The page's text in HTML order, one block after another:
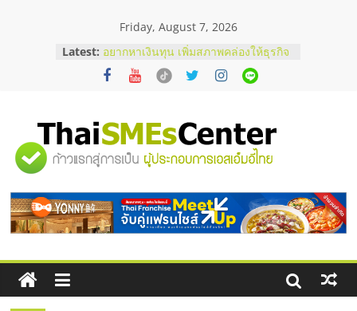
Friday, August 7, 2026
Latest: อยากหาเงินทุน เพิ่มสภาพคล่องให้ธุรกิจ
เริ่มยังไงให้ผ่านฉลุย
สัมมนาออนไลน์ โอกาสบริหารสถานี
ThaiFranchise Meet Up จับคู่แฟรน
ไชส์ ครั้งที่ 8
ร้านเครื่องเสียงคุณภาพสูง พร้อม
บริษัท Cybersecurity ในไทยที่ไหนดี?
วิธีเลือกผู้ให้บริการให้คุ้มค่าและตอบ
โจทย์ธุรกิจ
"ศูนย์
รวม
ข้อมูล
ธุรกิจ